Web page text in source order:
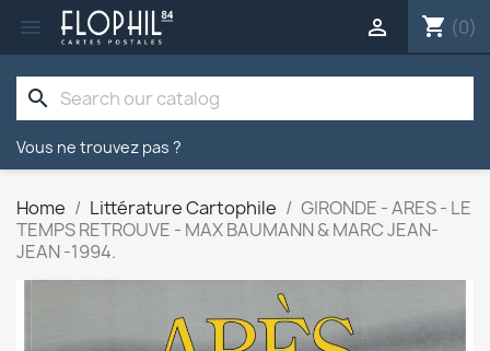
 shopping_cart (0)

search
Vous ne trouvez pas ?
Home Littérature Cartophile
GIRONDE - ARES - LE
TEMPS RETROUVE - MAX BAUMANN & MARC JEAN-
JEAN -1994.